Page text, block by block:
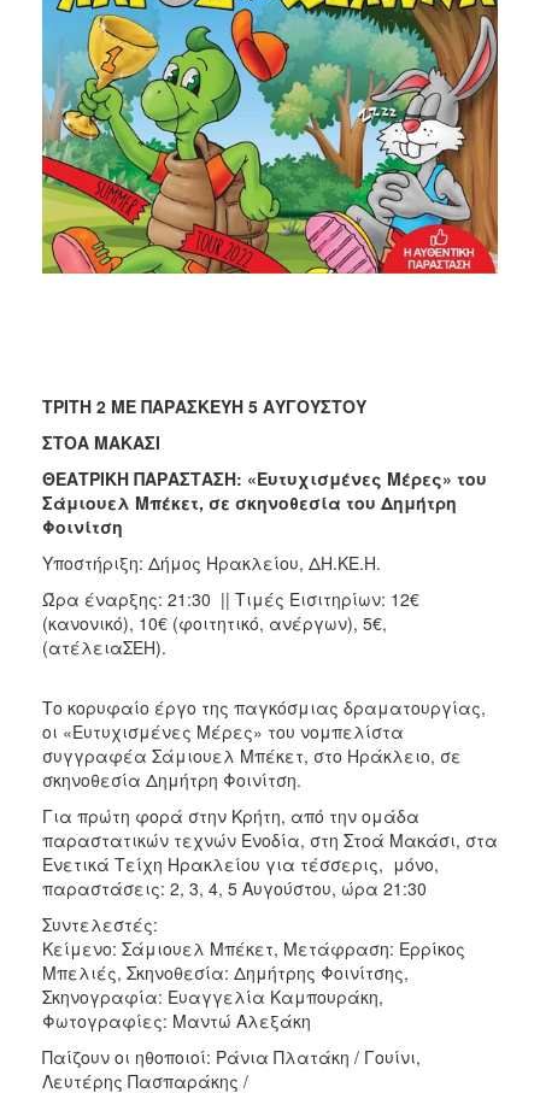
ΤΡΙΤΗ 2 ΜΕ ΠΑΡΑΣΚΕΥΗ 5 ΑΥΓΟΥΣΤΟΥ
ΣΤΟΑ ΜΑΚΑΣΙ
ΘΕΑΤΡΙΚΗ ΠΑΡΑΣΤΑΣΗ: «Ευτυχισμένες Μέρες» του
Σάμιουελ Μπέκετ, σε σκηνοθεσία του Δημήτρη
Φοινίτση
Υποστήριξη: Δήμος Ηρακλείου, ΔΗ.ΚΕ.Η.
Ώρα έναρξης: 21:30 || Τιμές Εισιτηρίων: 12€
(κανονικό), 10€ (φοιτητικό, ανέργων), 5€,
(ατέλειαΣΕΗ).
Το κορυφαίο έργο της παγκόσμιας δραματουργίας,
οι «Ευτυχισμένες Μέρες» του νομπελίστα
συγγραφέα Σάμιουελ Μπέκετ, στο Ηράκλειο, σε
σκηνοθεσία Δημήτρη Φοινίτση.
Για πρώτη φορά στην Κρήτη, από την ομάδα
παραστατικών τεχνών Ενοδία, στη Στοά Μακάσι, στα
Ενετικά Τείχη Ηρακλείου για τέσσερις, μόνο,
παραστάσεις: 2, 3, 4, 5 Αυγούστου, ώρα 21:30
Συντελεστές:
Κείμενο: Σάμιουελ Μπέκετ, Μετάφραση: Ερρίκος
Μπελιές, Σκηνοθεσία: Δημήτρης Φοινίτσης,
Σκηνογραφία: Ευαγγελία Καμπουράκη,
Φωτογραφίες: Μαντώ Αλεξάκη
Παίζουν οι ηθοποιοί: Ράνια Πλατάκη / Γουίνι,
Λευτέρης Πασπαράκης /